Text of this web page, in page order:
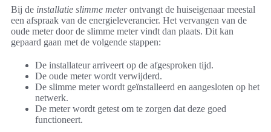
Bij de installatie slimme meterontvangt de huiseigenaar meestal
een afspraak van de energieleverancier. Het vervangen van de
oude meter door de slimme meter vindt dan plaats. Dit kan
gepaard gaan met de volgende stappen:
De installateur arriveert op de afgesproken tijd.
De oude meter wordt verwijderd.
De slimme meter wordt geïnstalleerd en aangesloten op het
netwerk.
De meter wordt getest om te zorgen dat deze goed
functioneert.